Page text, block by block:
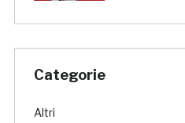
Categorie
Altri